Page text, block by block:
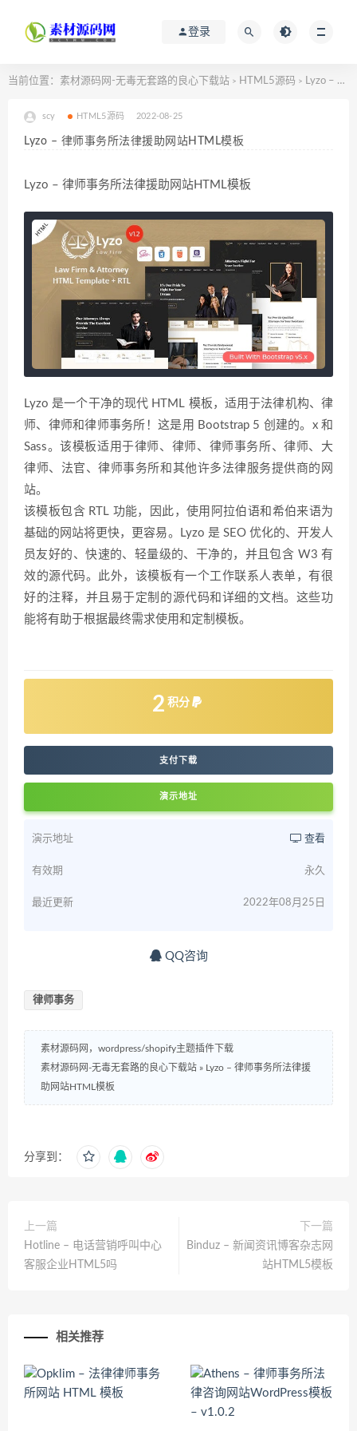
登录
当前位置： 素材源码网-无毒无套路的良心下载站 > HTML5源码 > Lyzo – 律师事务所法律援助网站HTML模板
scy HTML5源码 2022-08-25
Lyzo – 律师事务所法律援助网站HTML模板
Lyzo – 律师事务所法律援助网站HTML模板
Lyzo 是一个干净的现代 HTML 模板，适用于法律机构、律
师、律师和律师事务所！这是用 Bootstrap 5 创建的。x 和
Sass。该模板适用于律师、律师、律师事务所、律师、大
律师、法官、律师事务所和其他许多法律服务提供商的网
站。
该模板包含 RTL 功能，因此，使用阿拉伯语和希伯来语为
基础的网站将更快，更容易。Lyzo 是 SEO 优化的、开发人
员友好的、快速的、轻量级的、干净的，并且包含 W3 有
效的源代码。此外，该模板有一个工作联系人表单，有很
好的注释，并且易于定制的源代码和详细的文档。这些功
能将有助于根据最终需求使用和定制模板。
2 积分
支付下载
演示地址
演示地址 查看
有效期 永久
最近更新 2022年08月25日
QQ咨询
律师事务
素材源码网，wordpress/shopify主题插件下载
素材源码网-无毒无套路的良心下载站 » Lyzo – 律师事务所法律援
助网站HTML模板
分享到：
上一篇
Hotline – 电话营销呼叫中心
客服企业HTML5吗
下一篇
Binduz – 新闻资讯博客杂志网
站HTML5模板
相关推荐